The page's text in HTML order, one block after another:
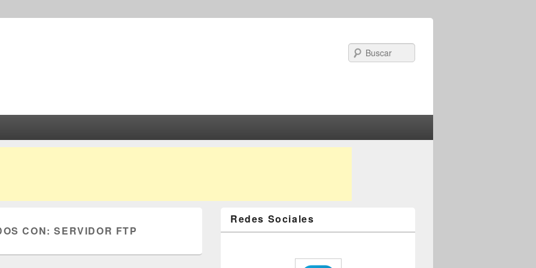
CON:SERVIDOR FTP
Redes Sociales